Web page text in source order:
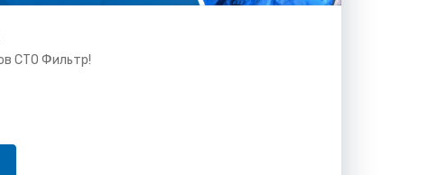
СТО Фильтр!